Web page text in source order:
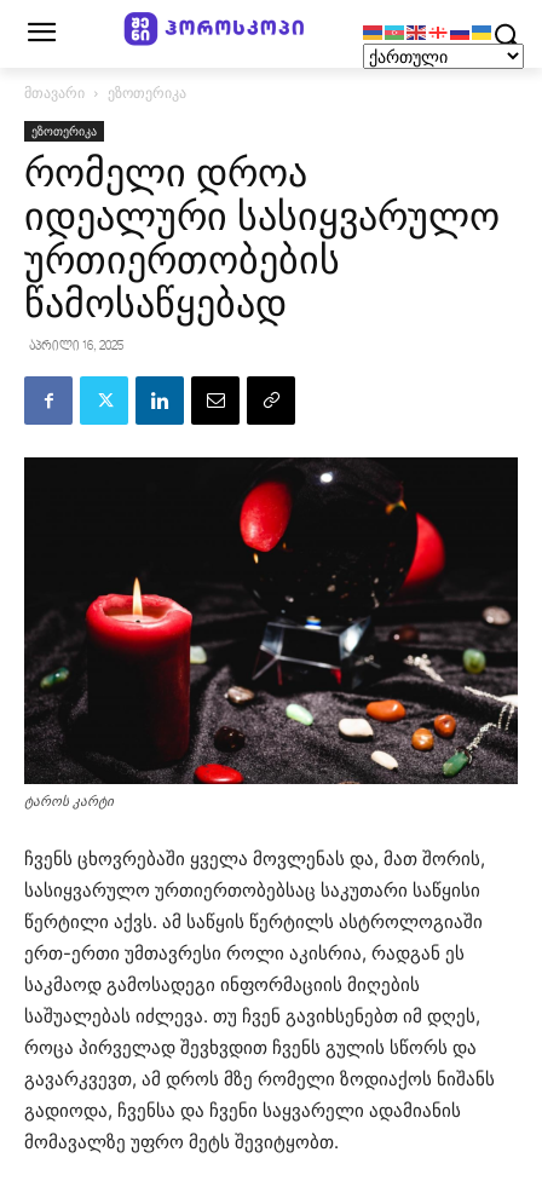
მთავარი ეზოთერიკა
ეზოთერიკა
რომელი დროა
იდეალური სასიყვარულო
ურთიერთობების
წამოსაწყებად
აპრილი 16, 2025
ტაროს კარტი
ჩვენს ცხოვრებაში ყველა მოვლენას და, მათ შორის,
სასიყვარულო ურთიერთობებსაც საკუთარი საწყისი
წერტილი აქვს. ამ საწყის წერტილს ასტროლოგიაში
ერთ-ერთი უმთავრესი როლი აკისრია, რადგან ეს
საკმაოდ გამოსადეგი ინფორმაციის მიღების
საშუალებას იძლევა. თუ ჩვენ გავიხსენებთ იმ დღეს,
როცა პირველად შევხვდით ჩვენს გულის სწორს და
გავარკვევთ, ამ დროს მზე რომელი ზოდიაქოს ნიშანს
გადიოდა, ჩვენსა და ჩვენი საყვარელი ადამიანის
მომავალზე უფრო მეტს შევიტყობთ.